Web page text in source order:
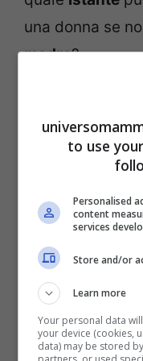
una donna se
madre?
to use
Personalised
content
services
Store and/or
Learn more
Your personal data
your device (cookies,
data) may be stored